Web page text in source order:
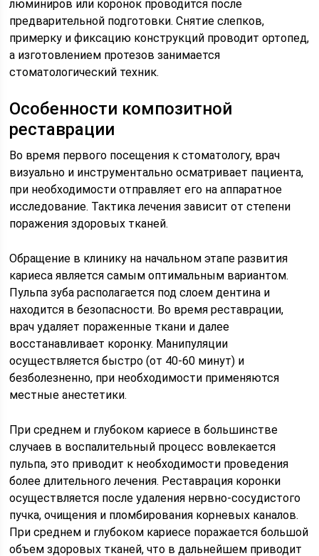
люминиров или коронок проводится после
предварительной подготовки. Снятие слепков,
примерку и фиксацию конструкций проводит ортопед,
а изготовлением протезов занимается
стоматологический техник.
Особенности композитной
реставрации
Во время первого посещения к стоматологу, врач
визуально и инструментально осматривает пациента,
при необходимости отправляет его на аппаратное
исследование. Тактика лечения зависит от степени
поражения здоровых тканей.
Обращение в клинику на начальном этапе развития
кариеса является самым оптимальным вариантом.
Пульпа зуба располагается под слоем дентина и
находится в безопасности. Во время реставрации,
врач удаляет пораженные ткани и далее
восстанавливает коронку. Манипуляции
осуществляется быстро (от 40-60 минут) и
безболезненно, при необходимости применяются
местные анестетики.
При среднем и глубоком кариесе в большинстве
случаев в воспалительный процесс вовлекается
пульпа, это приводит к необходимости проведения
более длительного лечения. Реставрация коронки
осуществляется после удаления нервно-сосудистого
пучка, очищения и пломбирования корневых каналов.
При среднем и глубоком кариесе поражается большой
объем здоровых тканей, что в дальнейшем приводит